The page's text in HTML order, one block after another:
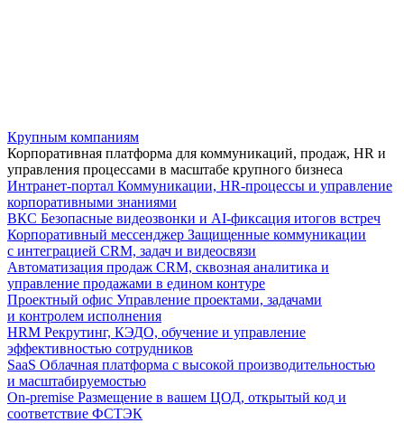
Крупным компаниям
Корпоративная платформа для коммуникаций, продаж, HR и
управления процессами в масштабе крупного бизнеса
Интранет-портал Коммуникации, HR-процессы и управление
корпоративными знаниями
ВКС Безопасные видеозвонки и AI-фиксация итогов встреч
Корпоративный мессенджер Защищенные коммуникации
с интеграцией CRM, задач и видеосвязи
Автоматизация продаж CRM, сквозная аналитика и
управление продажами в едином контуре
Проектный офис Управление проектами, задачами
и контролем исполнения
HRM Рекрутинг, КЭДО, обучение и управление
эффективностью сотрудников
SaaS Облачная платформа с высокой производительностью
и масштабируемостью
On-premise Размещение в вашем ЦОД, открытый код и
соответствие ФСТЭК